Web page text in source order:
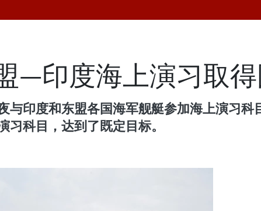
—印度海上演习取
与印度和东盟各国海军舰艇参加海上演习科
科目，达到了既定目标。